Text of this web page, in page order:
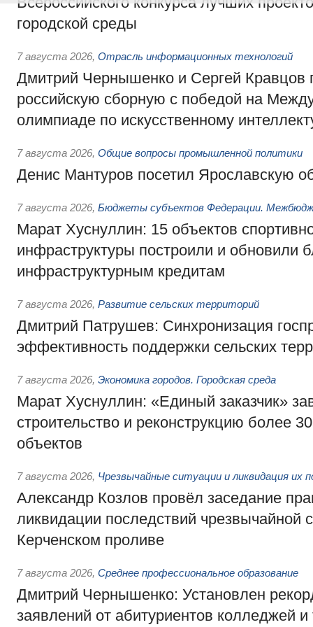
городской среды
7 августа 2026, Отрасль информационных технологий
Дмитрий Чернышенко и Сергей Кравцов
российскую сборную с победой на
олимпиаде по искусственному
7 августа 2026, Общие вопросы промышленной политики
Денис Мантуров посетил Ярославскую
7 августа 2026, Бюджеты субъектов Федерации.
Марат Хуснуллин: 15 объектов
инфраструктуры построили и обновили
инфраструктурным кредитам
7 августа 2026, Развитие сельских территорий
Дмитрий Патрушев: Синхронизация
эффективность поддержки сельских
7 августа 2026, Экономика городов. Городская среда
Марат Хуснуллин: «Единый заказчик»
строительство и реконструкцию более
объектов
7 августа 2026, Чрезвычайные ситуации и ликвидация их
Александр Козлов провёл заседание
ликвидации последствий чрезвычайной
Керченском проливе
7 августа 2026, Среднее профессиональное образование
Дмитрий Чернышенко: Установлен
заявлений от абитуриентов колледжей и